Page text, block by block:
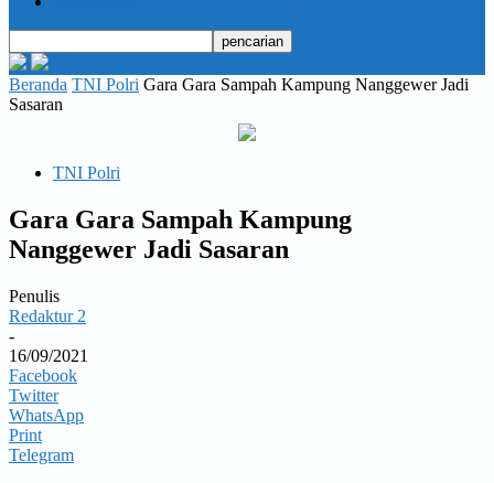
Beranda TNI Polri Gara Gara Sampah Kampung Nanggewer Jadi
Sasaran
TNI Polri
Gara Gara Sampah Kampung
Nanggewer Jadi Sasaran
Penulis
Redaktur 2
-
16/09/2021
Facebook
Twitter
WhatsApp
Print
Telegram